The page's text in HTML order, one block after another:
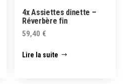
4x Assiettes dinette –
Réverbère fin
59,40 €
Lire la suite